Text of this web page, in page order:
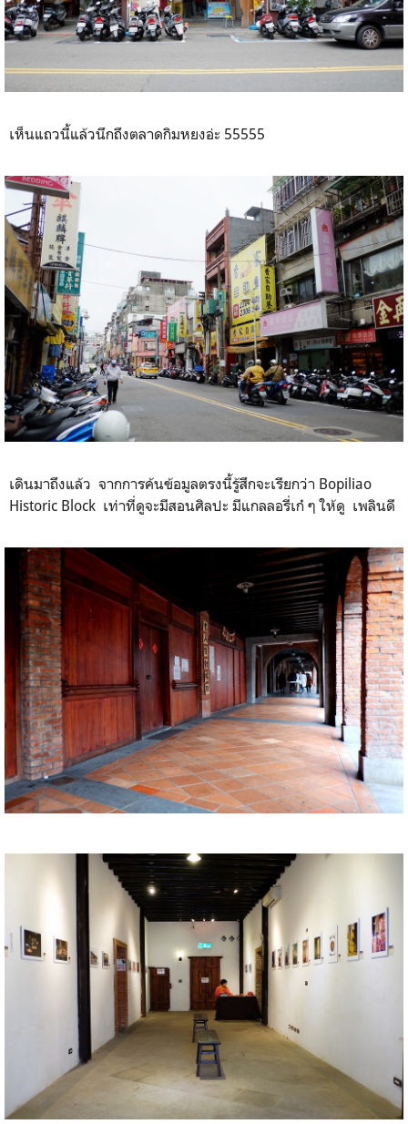
เห็นแถวนี้แล้วนึกถึงตลาดกิมหยงอ่ะ 55555
เดินมาถึงแล้ว จากการค้นข้อมูลตรงนี้รู้สึกจะเรียกว่า Bopiliao
Historic Block เท่าที่ดูจะมีสอนศิลปะ มีแกลลอรี่เก๋ ๆ ให้ดู เพลินดี